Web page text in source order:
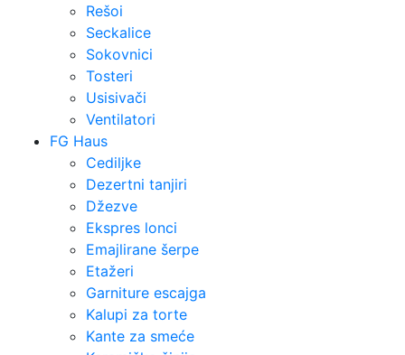
Rešoi
Seckalice
Sokovnici
Tosteri
Usisivači
Ventilatori
FG Haus
Cediljke
Dezertni tanjiri
Džezve
Ekspres lonci
Emajlirane šerpe
Etažeri
Garniture escajga
Kalupi za torte
Kante za smeće